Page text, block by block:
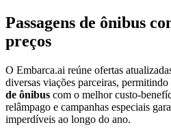
Passagens de ônibus
preços
O Embarca.ai reúne ofertas
diversas viações parceiras,
de ônibus com o melhor custo-
relâmpago e campanhas especiais
imperdíveis ao longo do ano.